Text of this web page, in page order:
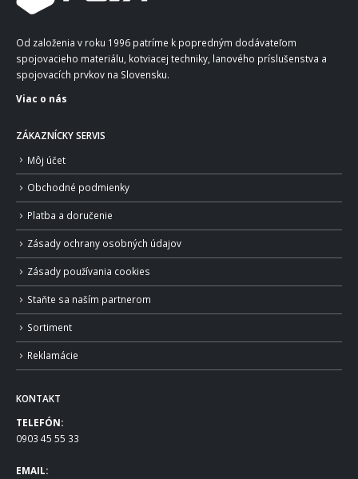
Od založenia v roku 1996 patríme k popredným dodávateľom
spojovacieho materiálu, kotviacej techniky, lanového príslušenstva a
spojovacích prvkov na Slovensku.
Viac o nás
ZÁKAZNÍCKY SERVIS
Môj účet
Obchodné podmienky
Platba a doručenie
Zásady ochrany osobných údajov
Zásady používania cookies
Staňte sa naším partnerom
Sortiment
Reklamácie
KONTAKT
TELEFÓN:
0903 45 55 33
EMAIL: